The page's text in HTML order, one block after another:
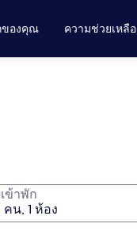
ของคุณ ความช่วยเหลือ
ข้าพัก